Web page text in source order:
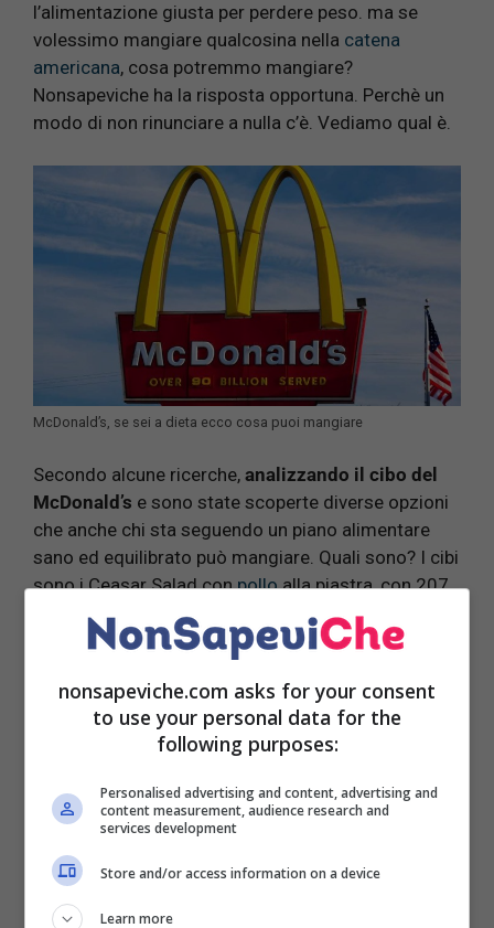
l’alimentazione giusta per perdere peso. ma se
volessimo mangiare qualcosina nella catena
americana, cosa potremmo mangiare?
Nonsapeviche ha la risposta opportuna. Perchè un
modo di non rinunciare a nulla c’è. Vediamo qual è.
McDonald’s, se sei a dieta ecco cosa puoi mangiare
Secondo alcune ricerche, analizzando il cibo del
McDonald’s e sono state scoperte diverse opzioni
che anche chi sta seguendo un piano alimentare
sano ed equilibrato può mangiare. Quali sono? I cibi
sono i Ceasar Salad conpolloalla piastra, con 207
kcal4,5g carboidrati, 28g proteine, 8,4g grassi; il
petto di pollo servito caldo, con insalata di
pomodorini ciliegia, scaglie di
con salsa Caesar. Ancora, il McWrap Caesar
Cheese preparato con il petto di pollo alla piastra
composto da 440 kcal, 37g carboidrati, 36g
pollo alla piastra avvolto in una piadina con insalata,
pomodoro e scaglie di formaggio.
nonsapeviche.com asks for your consent
to use your personal data for the
following purposes:
Personalised advertising and content, advertising and
content measurement, audience research and
services development
Store and/or access information on a device
Learn more